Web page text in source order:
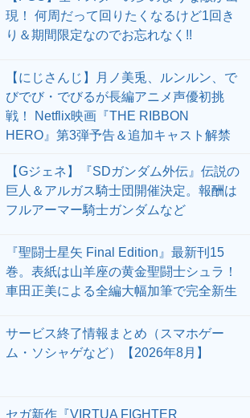
現！ 何周だって回りたくなるけど1回き
り＆期間限定なのでお忘れなく!!
【にじさんじ】月ノ美兎、ルンルン、で
びでび・でびるが長編アニメ声優初挑
戦！ Netflix映画『THE RIBBON
HERO』第3弾予告＆追加キャスト解禁
【Gジェネ】『SDガンダム外伝』伝説の
巨人＆アルガス騎士団開催決定。報酬は
フルアーマー騎士ガンダムなど
『聖闘士星矢 Final Edition』最新刊15
巻。表紙は山羊座の黄金聖闘士シュラ！
車田正美による全編大幅加筆で完全新生
サービス終了情報まとめ（スマホゲー
ム・ソシャゲなど）【2026年8月】
セガ新作『VIRTUA FIGHTER